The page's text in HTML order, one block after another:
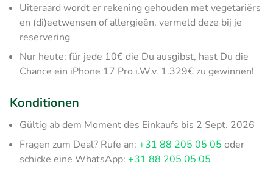
Uiteraard wordt er rekening gehouden met vegetariërs
en (di)eetwensen of allergieën, vermeld deze bij je
reservering
Nur heute: für jede 10€ die Du ausgibst, hast Du die
Chance ein iPhone 17 Pro i.W.v. 1.329€ zu gewinnen!
Konditionen
Gültig ab dem Moment des Einkaufs bis 2 Sept. 2026
Fragen zum Deal? Rufe an: +31 88 205 05 05 oder
schicke eine WhatsApp: +31 88 205 05 05